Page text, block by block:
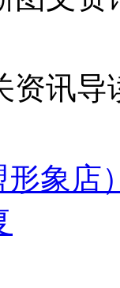
资讯导
象店